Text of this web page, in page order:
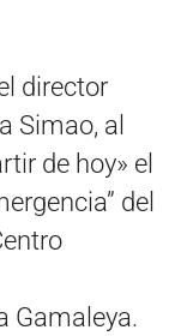
director
Simao, al
de hoy» el
del
Gamaleya.